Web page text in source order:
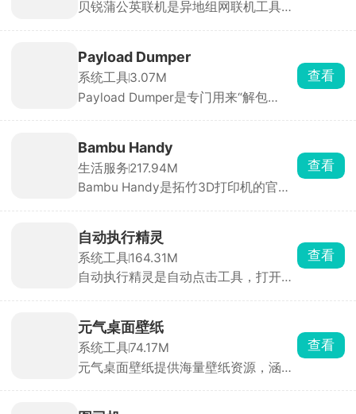
还能刷别人做的小游戏玩。除了做游
贝锐蒲公英联机是异地组网联机工具，
的游戏，所有人都装上这个APP，房主
直接选游戏开房间，把房间号发给朋
友，对方输入房间号加入组网，俩人就
跟一个房间连一个WiFi一样，进游戏局
设备，功能很实在。
Payload Dumper
系统工具3.07M
Payload Dumper是专门用来“解包
boot.img、system.img、vendor.img
等独立镜像文件，方便刷机、Root、救
砖或做 ROM 对比。自带文件选择器 +
进度条，无需敲命令。摆脱电脑与命令
利器 。
查看
Bambu Handy
生活服务217.94M
Bambu Handy是拓竹3D打印机的官方
STL。打印结束后自动生成15s缩时短
片，可直接保存到相册。同一账号可绑
定多台打印机，实时查看剩余耗材、打
印进度。打印完成、耗材耗尽、温度异
查看
自动执行精灵
系统工具164.31M
自动执行精灵是自动点击工具，打开无
循环回放，能调点击快慢、按压时长、
循环次数。日常能用的场景特别多，手
游挂机收资源、重复日常任务，各类
APP 每日一键签到，看小说、短视频设
查看
元气桌面壁纸
系统工具74.17M
元气桌面壁纸提供海量壁纸资源，涵盖
查看